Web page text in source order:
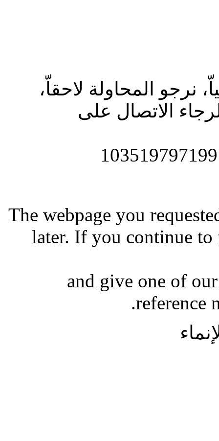
نرجو المحاولة لاحقاّ،
الاتصال على
The webpage you
later. If you continue to
and give one of
reference